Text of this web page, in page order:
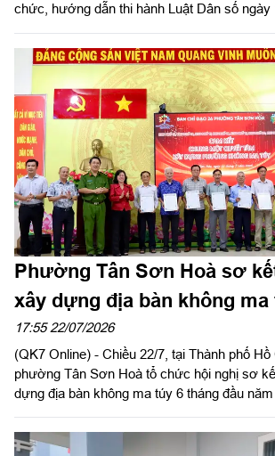
chức, hướng dẫn thi hành Luật Dân số ngày
Phường Tân Sơn Hoà sơ
xây dựng địa bàn không ma
đầu năm 2026
17:55 22/07/2026
(QK7 Online) - Chiều 22/7, tại Thành phố
phường Tân Sơn Hoà tổ chức hội nghị sơ
dựng địa bàn không ma túy 6 tháng đầu
dân phường dự và phát biểu chỉ đạo.